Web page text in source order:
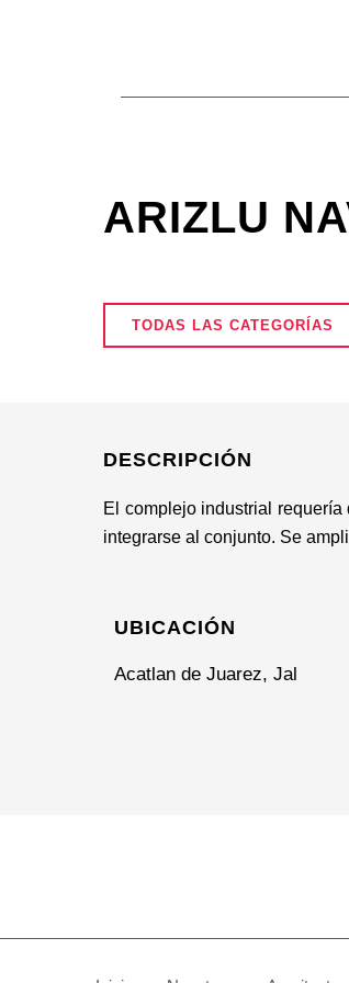
ARIZLU
TODAS LAS CATEGORÍAS
DESCRIPCIÓN
El complejo industrial
integrarse al conjunto. Se
UBICACIÓN
Acatlan de Juarez, Jal